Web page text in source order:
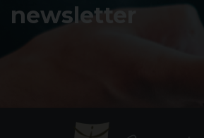
newsletter